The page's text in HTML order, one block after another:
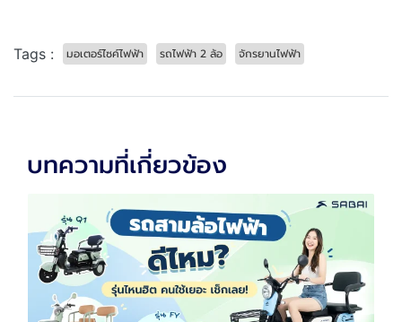
Tags : มอเตอร์ไซค์ไฟฟ้า รถไฟฟ้า 2 ล้อ จักรยานไฟฟ้า
บทความที่เกี่ยวข้อง